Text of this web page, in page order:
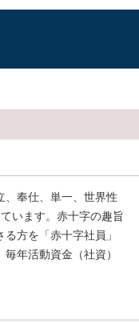
、奉仕、単一、世界性
います。赤十字の趣旨
方を「赤十字社員」
年活動資金（社資）